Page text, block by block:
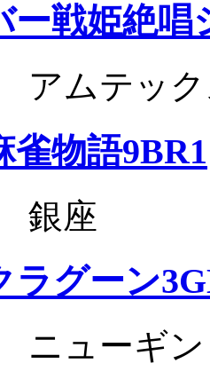
ー戦姫絶唱
アムテッ
雀物語9BR1
銀座
ラグーン
ニューギ